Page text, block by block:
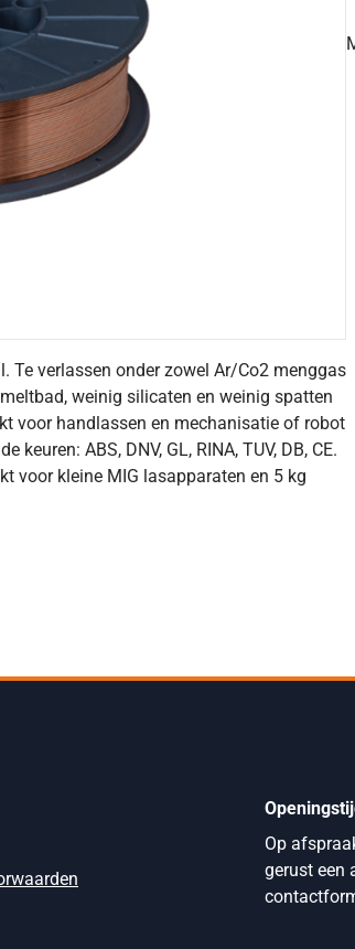
Te verlassen onder zowel Ar/Co2 menggas
weinig silicaten en weinig spatten
voor handlassen en mechanisatie of robot
ABS, DNV, GL, RINA, TUV, DB, CE.
voor kleine MIG lasapparaten en 5 kg
Op
gerust een